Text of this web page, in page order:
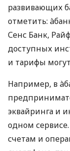
развивающих
отметить:
Сенс Банк,
доступных
и тарифы
Например, в
эквайринга и
одном
счетам и